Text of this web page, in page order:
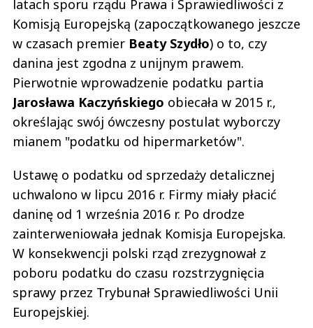
latach sporu rządu Prawa i Sprawiedliwości z
Komisją Europejską (zapoczątkowanego jeszcze
w czasach premier Beaty Szydło) o to, czy
danina jest zgodna z unijnym prawem.
Pierwotnie wprowadzenie podatku partia
Jarosława Kaczyńskiego obiecała w 2015 r.,
określając swój ówczesny postulat wyborczy
mianem "podatku od hipermarketów".
Ustawę o podatku od sprzedaży detalicznej
uchwalono w lipcu 2016 r. Firmy miały płacić
daninę od 1 września 2016 r. Po drodze
zainterweniowała jednak Komisja Europejska.
W konsekwencji polski rząd zrezygnował z
poboru podatku do czasu rozstrzygnięcia
sprawy przez Trybunał Sprawiedliwości Unii
Europejskiej.